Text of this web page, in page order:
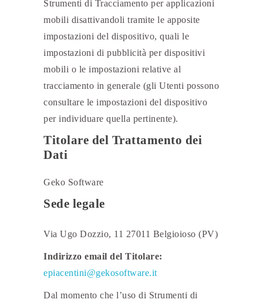
Strumenti di Tracciamento per applicazioni
mobili disattivandoli tramite le apposite
impostazioni del dispositivo, quali le
impostazioni di pubblicità per dispositivi
mobili o le impostazioni relative al
tracciamento in generale (gli Utenti possono
consultare le impostazioni del dispositivo
per individuare quella pertinente).
Titolare del Trattamento dei
Dati
Geko Software
Sede legale
Via Ugo Dozzio, 11 27011 Belgioioso (PV)
Indirizzo email del Titolare:
epiacentini@gekosoftware.it
Dal momento che l’uso di Strumenti di